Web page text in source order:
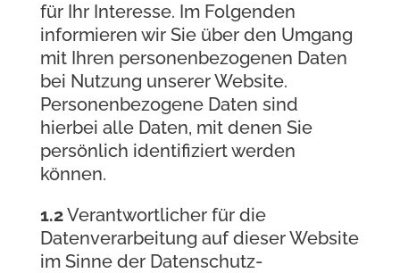
für Ihr Interesse. Im Folgenden
informieren wir Sie über den Umgang
mit Ihren personenbezogenen Daten
bei Nutzung unserer Website.
Personenbezogene Daten sind
hierbei alle Daten, mit denen Sie
persönlich identifiziert werden
können.
1.2Verantwortlicher für die
Datenverarbeitung auf dieser Website
im Sinne der Datenschutz-